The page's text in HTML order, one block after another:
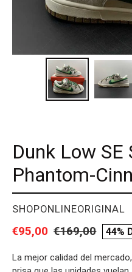
Dunk Low
Phantom-
PROVEEDOR
SHOPONLINEORIGINAL
Precio
venta
€95,00 Precio
€169,00 44%
La mejor calidad del